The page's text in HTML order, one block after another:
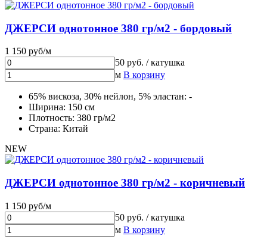
ДЖЕРСИ однотонное 380 гр/м2 - бордовый
1 150 руб/м
50 руб. / катушка
м В корзину
65% вискоза, 30% нейлон, 5% эластан: -
Ширина: 150 см
Плотность: 380 гр/м2
Страна: Китай
NEW
ДЖЕРСИ однотонное 380 гр/м2 - коричневый
1 150 руб/м
50 руб. / катушка
м В корзину